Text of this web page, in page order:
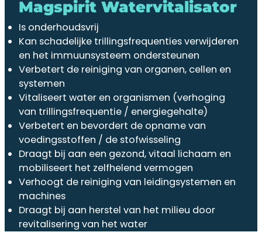
Magspirit Watervitalisator
Is onderhoudsvrij
Kan schadelijke trillingsfrequenties verwijderen
en het immuunsysteem ondersteunen
Verbetert de reiniging van organen, cellen en
systemen
Vitaliseert water en organismen (verhoging
van trillingsfrequentie / energiegehalte)
Verbetert en bevordert de opname van
voedingsstoffen / de stofwisseling
Draagt bij aan een gezond, vitaal lichaam en
mobiliseert het zelfhelend vermogen
Verhoogt de reiniging van leidingsystemen en
machines
Draagt bij aan herstel van het milieu door
revitalisering van het water